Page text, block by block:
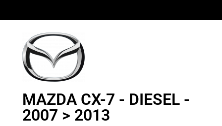
MAZDA CX-7 - DIESEL -
2007 > 2013